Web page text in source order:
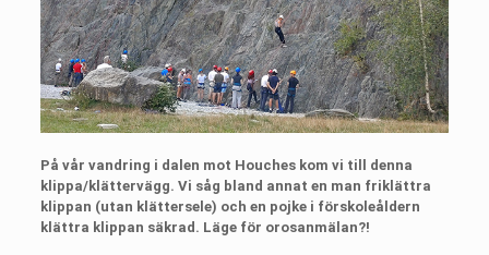
På vår vandring i dalen mot Houches kom vi till denna
klippa/klättervägg. Vi såg bland annat en man friklättra
klippan (utan klättersele) och en pojke i förskoleåldern
klättra klippan säkrad. Läge för orosanmälan?!